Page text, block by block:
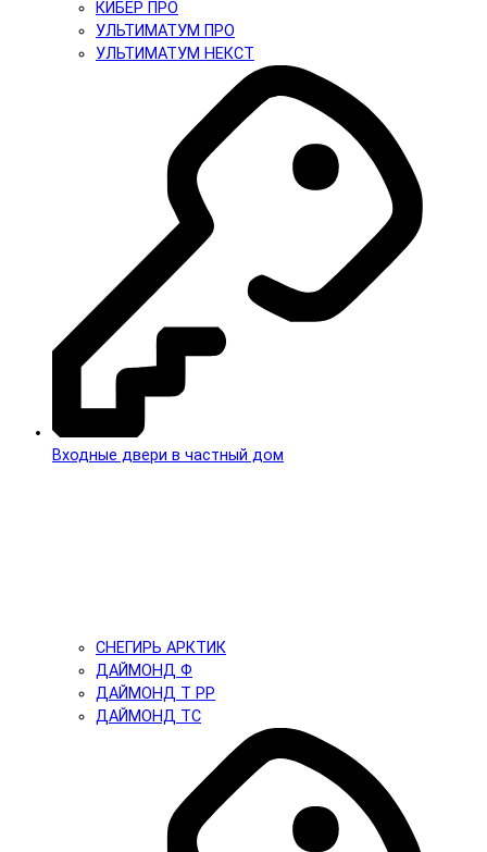
КИБЕР ПРО
УЛЬТИМАТУМ ПРО
УЛЬТИМАТУМ НЕКСТ
Входные двери в частный дом
СНЕГИРЬ АРКТИК
ДАЙМОНД Ф
ДАЙМОНД Т PP
ДАЙМОНД ТС